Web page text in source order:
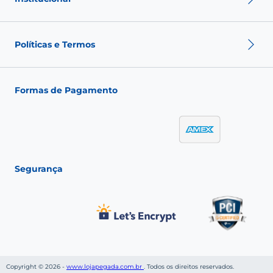
Política de pagamento
Nossas Lojas
Fale conosco
Fashion Club
Políticas e Termos
Política de Troca
Política de Privacidade
Formas de Pagamento
Segurança
Copyright © 2026 - www.lojapegada.com.br . Todos os direitos reservados.